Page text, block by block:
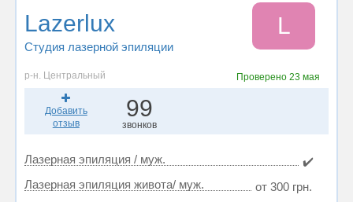
Lazerlux
Студия лазерной эпиляции
L
р-н. Центральный Проверено 23 мая
Добавить
отзыв
99
звонков
Лазерная эпиляция / муж.
✔️
Лазерная эпиляция живота/ муж.
от 300 грн.